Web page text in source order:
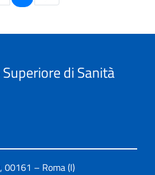
di Sanità
00161 – Roma (I)